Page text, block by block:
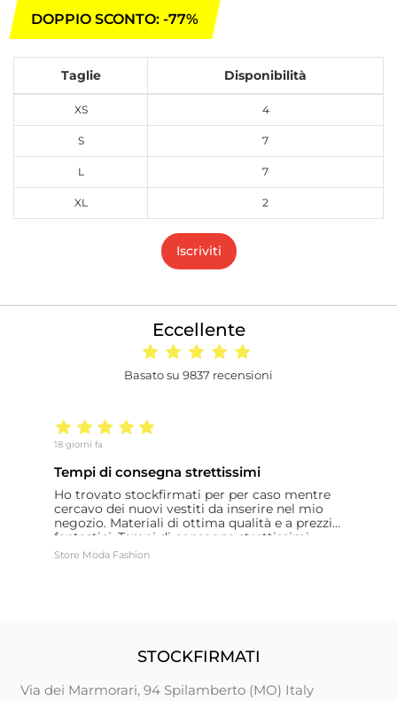
DOPPIO SCONTO: -77%
Taglie Disponibilità
XS 4
S 7
L 7
XL 2
Iscriviti
Eccellente
Basato su 9837 recensioni
18 giorni fa
Tempi di consegna strettissimi
Ho trovato stockfirmati per per caso mentre
cercavo dei nuovi vestiti da inserire nel mio
negozio. Materiali di ottima qualità e a prezzi
fantastici. Tempi di consegna strettissimi
Store Moda Fashion
STOCKFIRMATI
Via dei Marmorari, 94 Spilamberto (MO) Italy